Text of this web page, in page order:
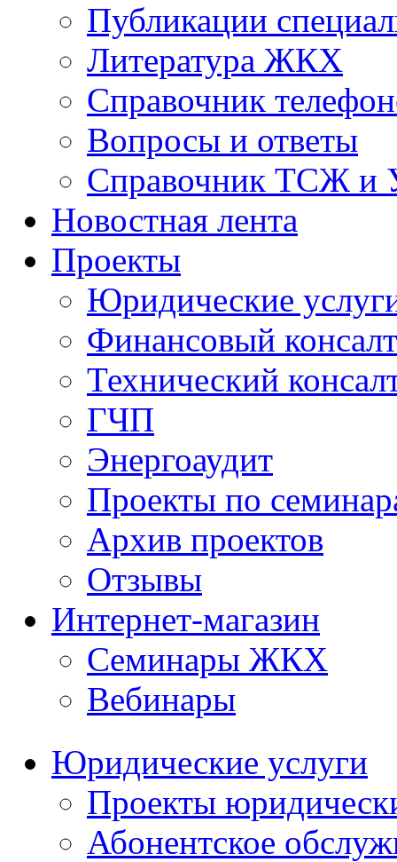
Публикации
Литература ЖКХ
Справочник
Вопросы и ответы
Справочник ТСЖ и
Новостная лента
Проекты
Юридические
Финансовый
Технический
ГЧП
Энергоаудит
Проекты по
Архив проектов
Отзывы
Интернет-магазин
Семинары ЖКХ
Вебинары
Юридические услуги
Проекты
Абонентское